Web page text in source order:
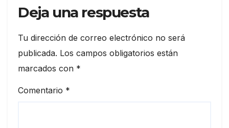
Deja una respuesta
Tu dirección de correo electrónico no será
publicada. Los campos obligatorios están
marcados con *
Comentario *